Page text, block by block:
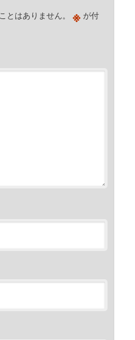
とはありません。 ※ が付